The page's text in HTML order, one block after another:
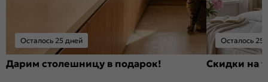
Осталось 25 дней
Дарим столешницу в подарок!
Осталось 25
Скидки на